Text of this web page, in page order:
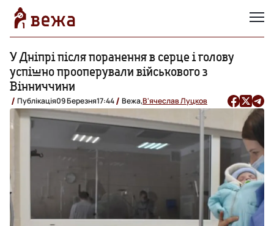
У Дніпрі після поранення в серце і голову
успішно прооперували військового з
Вінниччини
Публікація09 Березня17:44 Вежа,В'ячеслав Луцков